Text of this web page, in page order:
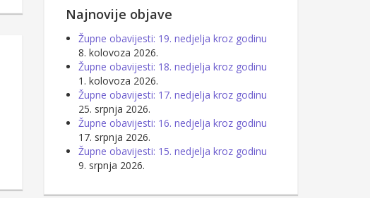
Najnovije objave
Župne obavijesti: 19. nedjelja kroz godinu
8. kolovoza 2026.
Župne obavijesti: 18. nedjelja kroz godinu
1. kolovoza 2026.
Župne obavijesti: 17. nedjelja kroz godinu
25. srpnja 2026.
Župne obavijesti: 16. nedjelja kroz godinu
17. srpnja 2026.
Župne obavijesti: 15. nedjelja kroz godinu
9. srpnja 2026.